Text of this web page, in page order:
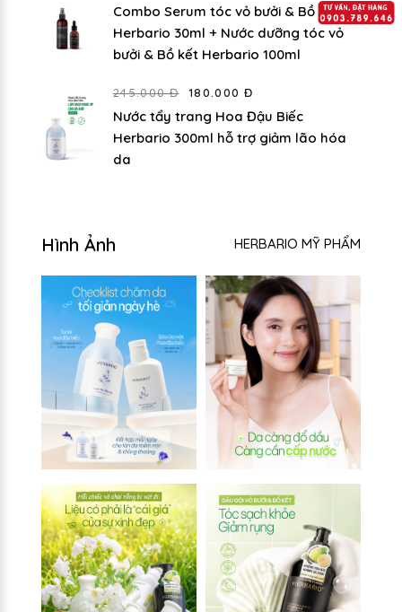
Combo Serum tóc vỏ bưởi & Bồ kết
Herbario 30ml + Nước dưỡng tóc vỏ
bưởi & Bồ kết Herbario 100ml
245.000 Đ 180.000 Đ
Nước tẩy trang Hoa Đậu Biếc
Herbario 300ml hỗ trợ giảm lão hóa
da
Hình Ảnh HERBARIO MỸ PHẨM